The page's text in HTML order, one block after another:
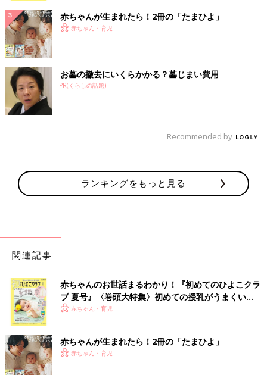
erika（＠t_e.wd1126baby）さん
「上の子が離乳食を始める5ヶ月に入る前に購入をしました。店
頭に見本で置いてあった別商品だと足が入らずキツそうにしてい
どこで買ったの？
た」
おすすめPOINTは？
「机が椅子の下の方に収納できるのでコンパクトで見た目もスタ
イリッシュなところが気に入っています。また大人の椅子にベル
トで固定することができるので長く使えるのもポイントです。離
乳食用のベビーチェアとして大活躍でした。
赤ちゃんが生まれたら！2冊の「たまひよ」
赤ちゃん・育児
お墓の撤去にいくらかかる？墓じまい費用
PR(くらしの話題)
Recommended by
ランキングをもっと見る
関連記事
赤ちゃんのお世話まるわかり！『初めてのひよこクラ
ブ 夏号』〈巻頭大特集〉初めての授乳がうまくい
く！ おっぱい・ミルクの基本と夏のトラブル 解決テ
赤ちゃん・育児
赤ちゃんが生まれたら！2冊の「たまひよ」
赤ちゃん・育児